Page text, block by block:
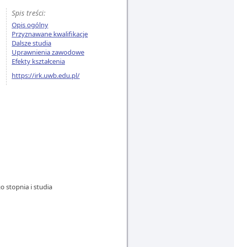
Spis treści:
Opis ogólny
Przyznawane kwalifikacje
Dalsze studia
Uprawnienia zawodowe
Efekty kształcenia
https://irk.uwb.edu.pl/
stopnia i studia